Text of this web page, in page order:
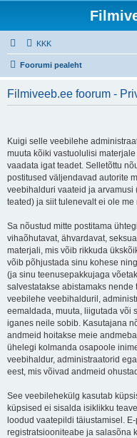
KKK
Foorumi pealeht
Filmiveeb.ee foorum -
Kuigi selle veebilehe
muuta kõiki vastuolulisi
vaadata igat teadet. Selletõttu
postitused väljendavad autorite
veebihalduri vaateid ja arvamusi
teated) ja siit tulenevalt ei ole
Sa nõustud mitte postitama
vihaõhutavat, ähvardavat,
materjali, mis võib rikkuda
võib põhjustada sinu kohese
(ja sinu teenusepakkujaga
salvestatakse abistamaks nende
veebilehe veebihalduril,
eemaldada, muuta, liigutada või
iganes neile sobib. Kasutajana
andmeid hoitakse meie
ühelegi kolmanda osapoole
veebihaldur, administraatorid
eest, mis võivad andmeid
See veebilehekülg kasutab
küpsised ei sisalda isiklikku
loodud vaatepildi täiustamisel.
registratsiooniteabe ja salasõna